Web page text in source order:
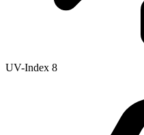
UV-Index 8